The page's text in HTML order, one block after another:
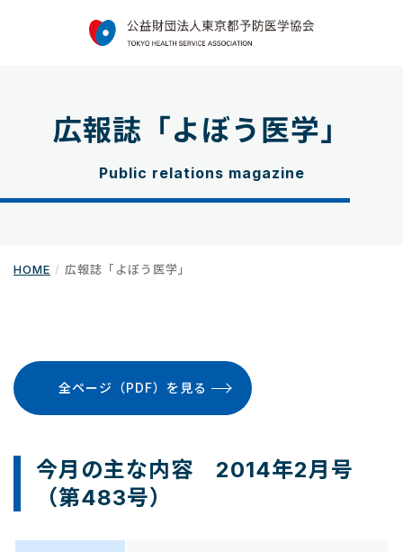
広報誌「よぼう医学」
Public relations magazine
HOME 広報誌「よぼう医学」
全ページ（PDF）を見る
今月の主な内容 2014年2月号
（第483号）